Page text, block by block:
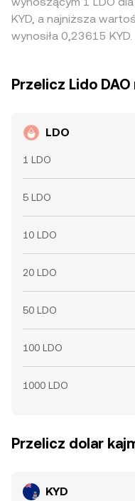
KYD, a najniższa
wynosiła 0,23615 KYD.
Przelicz Lido
LDO
1 LDO
5 LDO
10 LDO
20 LDO
50 LDO
100 LDO
1000 LDO
Przelicz dolar
KYD